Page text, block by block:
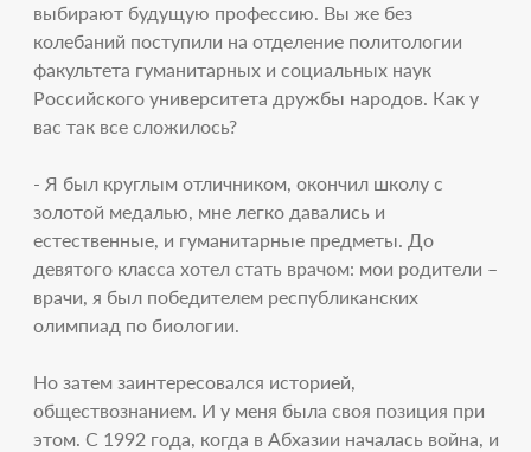
выбирают будущую профессию. Вы же без
колебаний поступили на отделение политологии
факультета гуманитарных и социальных наук
Российского университета дружбы народов. Как у
вас так все сложилось?
- Я был круглым отличником, окончил школу с
золотой медалью, мне легко давались и
естественные, и гуманитарные предметы. До
девятого класса хотел стать врачом: мои родители –
врачи, я был победителем республиканских
олимпиад по биологии.
Но затем заинтересовался историей,
обществознанием. И у меня была своя позиция при
этом. С 1992 года, когда в Абхазии началась война, и